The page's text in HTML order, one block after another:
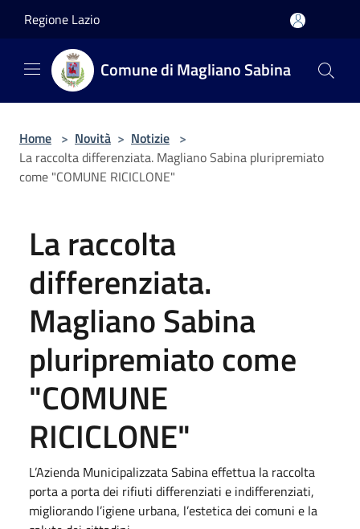
Regione Lazio
Comune di Magliano Sabina
Home > Novità > Notizie >
La raccolta differenziata. Magliano Sabina pluripremiato
come "COMUNE RICICLONE"
La raccolta
differenziata.
Magliano Sabina
pluripremiato come
"COMUNE
RICICLONE"
L’Azienda Municipalizzata Sabina effettua la raccolta
porta a porta dei rifiuti differenziati e indifferenziati,
migliorando l’igiene urbana, l’estetica dei comuni e la